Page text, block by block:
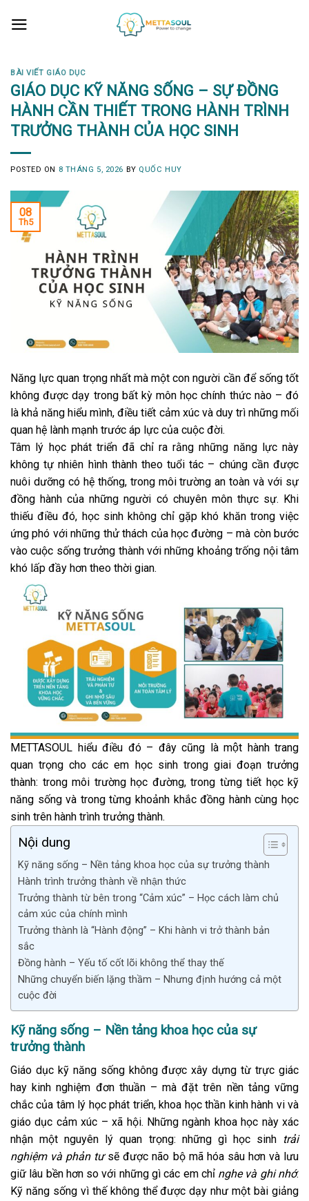
BÀI VIẾT GIÁO DỤC
GIÁO DỤC KỸ NĂNG SỐNG – SỰ ĐỒNG
HÀNH CẦN THIẾT TRONG HÀNH TRÌNH
TRƯỞNG THÀNH CỦA HỌC SINH
POSTED ON 8 THÁNG 5, 2026 BY QUỐC HUY
08
Th5
Năng lực quan trọng nhất mà một con người cần để sống tốt
không được dạy trong bất kỳ môn học chính thức nào – đó
là khả năng hiểu mình, điều tiết cảm xúc và duy trì những mối
quan hệ lành mạnh trước áp lực của cuộc đời.
Tâm lý học phát triển đã chỉ ra rằng những năng lực này
không tự nhiên hình thành theo tuổi tác – chúng cần được
nuôi dưỡng có hệ thống, trong môi trường an toàn và với sự
đồng hành của những người có chuyên môn thực sự. Khi
thiếu điều đó, học sinh không chỉ gặp khó khăn trong việc
ứng phó với những thử thách của học đường – mà còn bước
vào cuộc sống trưởng thành với những khoảng trống nội tâm
khó lấp đầy hơn theo thời gian.
METTASOUL hiểu điều đó – đây cũng là một hành trang
quan trọng cho các em học sinh trong giai đoạn trưởng
thành: trong môi trường học đường, trong từng tiết học kỹ
năng sống và trong từng khoảnh khắc đồng hành cùng học
sinh trên hành trình trưởng thành.
Nội dung
Kỹ năng sống – Nền tảng khoa học của sự trưởng thành
Hành trình trưởng thành về nhận thức
Trưởng thành từ bên trong “Cảm xúc” – Học cách làm chủ
cảm xúc của chính mình
Trưởng thành là “Hành động” – Khi hành vi trở thành bản
sắc
Đồng hành – Yếu tố cốt lõi không thể thay thế
Những chuyển biến lặng thầm – Nhưng định hướng cả một
cuộc đời
Kỹ năng sống – Nền tảng khoa học của sự
trưởng thành
Giáo dục kỹ năng sống không được xây dựng từ trực giác
hay kinh nghiệm đơn thuần – mà đặt trên nền tảng vững
chắc của tâm lý học phát triển, khoa học thần kinh hành vi và
giáo dục cảm xúc – xã hội. Những ngành khoa học này xác
nhận một nguyên lý quan trọng: những gì học sinh trải
nghiệm và phản tưsẽ được não bộ mã hóa sâu hơn và lưu
giữ lâu bền hơn so với những gì các em chỉ nghe và ghi nhớ.
Kỹ năng sống vì thế không thể được dạy như một bài giảng